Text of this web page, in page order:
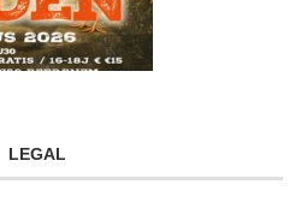
LEGAL